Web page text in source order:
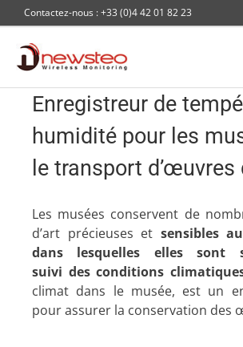
Passer
au
contenu
Contactez-nous : +33 (0)4 42 01 82 23
Enregistreur de
humidité pour les
le transport d’œuvres
Les musées conservent de
d’art précieuses et sensibles
dans lesquelles elles sont
suivi des conditions
climat dans le musée, est un
pour assurer la conservation des